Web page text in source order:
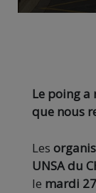
Le poing a
que nous
Les
UNSAdu
le mardi